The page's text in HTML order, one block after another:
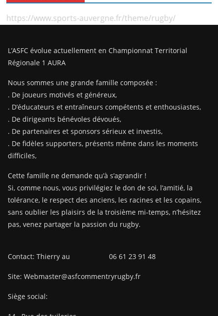
https://www.sports-auvergne.fr/theme/rugby/
L’ASFC évolue actuellement en Championnat Territorial
Régionale 1 AURA
Nous sommes une grande famille composée :
. De joueurs motivés et généreux,
. D’éducateurs et entraîneurs compétents et enthousiastes,
. De dirigeants bénévoles dévoués,
. De partenaires et sponsors sérieux et investis,
. De fidèles supporters, présents même dans les moments
difficiles,
Cette famille ne demande qu’à s’agrandir !
Si, comme nous, vous privilégiez le don de soi, l’amitié, la
tolérance, le respect des anciens, les racines et les copains,
sans oublier les plaisirs de la troisième mi-temps, n’hésitez
pas, venez partager la passion du rugby.
Contact: Thierry au 06 61 23 91 48
Site: Webmaster@asfcommentryrugby.fr
Siège social: